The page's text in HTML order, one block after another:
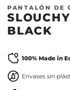
PANTALÓN DE
BLACK
100% Made in
Envases sin